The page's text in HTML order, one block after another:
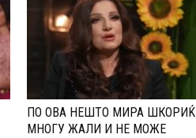
ПО ОВА НЕШТО МИРА ШКОРИЌ
МНОГУ ЖАЛИ И НЕ МОЖЕ